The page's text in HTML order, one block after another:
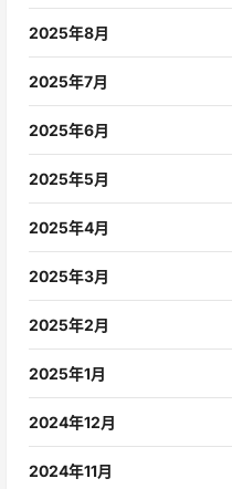
2025年8月
2025年7月
2025年6月
2025年5月
2025年4月
2025年3月
2025年2月
2025年1月
2024年12月
2024年11月